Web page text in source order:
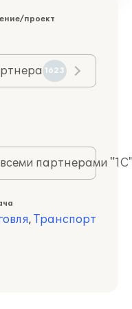
проект
1623
партнерами
, Транспорт